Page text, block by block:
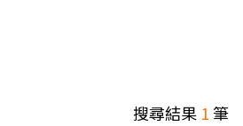
搜尋結果 1筆